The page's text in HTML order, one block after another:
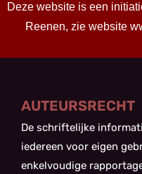
Deze website is een
Reenen, zie website
AUTEURSRECHT
De schriftelijke
iedereen voor eigen
enkelvoudige